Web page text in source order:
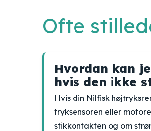
Ofte
Hvordan kan
hvis den ikke
Hvis din Nilfisk
tryksensoren eller
stikkontakten og om